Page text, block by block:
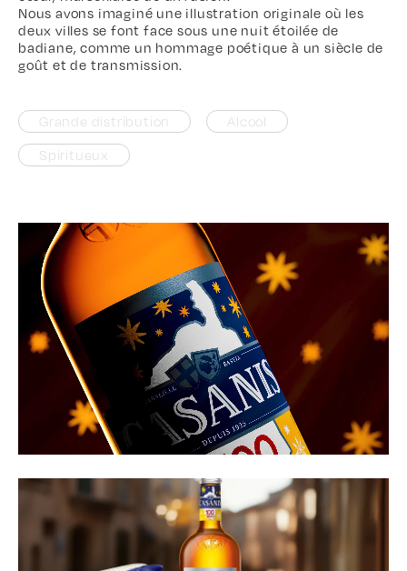
Nous avons imaginé une illustration originale où les
deux villes se font face sous une nuit étoilée de
badiane, comme un hommage poétique à un siècle de
goût et de transmission.
Grande distribution Alcool
Spiritueux